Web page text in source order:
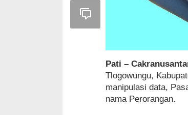
Pati –
Tlogowungu,
manipulasi data,
nama Perorangan.